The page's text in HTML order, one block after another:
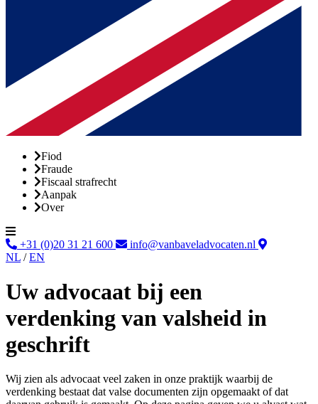
Fiod
Fraude
Fiscaal strafrecht
Aanpak
Over
+31 (0)20 31 21 600
info@vanbaveladvocaten.nl
NL / EN
Uw advocaat bij een
verdenking van valsheid in
geschrift
Wij zien als advocaat veel zaken in onze praktijk waarbij de
verdenking bestaat dat valse documenten zijn opgemaakt of dat